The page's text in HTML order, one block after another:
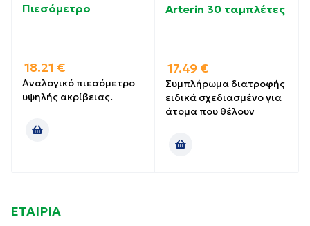
ΕΤΑΙΡΙΑ
Πιεσόμετρο
18.21 €
Αναλογικό πιεσόμετρο
υψηλής ακρίβειας.
Arterin 30 ταμπλέτες
17.49 €
Συμπλήρωμα διατροφής
ειδικά σχεδιασμένο για
άτομα που θέλουν